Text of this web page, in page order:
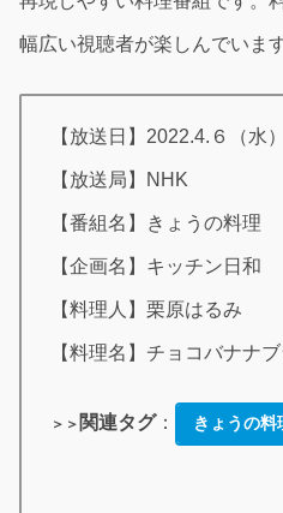
幅広い視聴者が楽しんでいます
【放送日】2022.4.６（水）
【放送局】NHK
【番組名】きょうの料理
【企画名】キッチン日和
【料理人】栗原はるみ
【料理名】チョコバナナ
＞＞ 関連タグ： きょうの料